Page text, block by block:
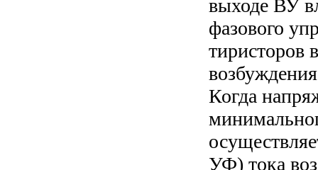
выходе ВУ
фазового
тиристоров
Когда
УФ) тока